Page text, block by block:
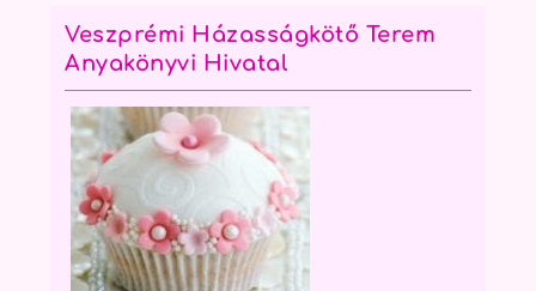
Veszprémi Házasságkötő Terem
Anyakönyvi Hivatal